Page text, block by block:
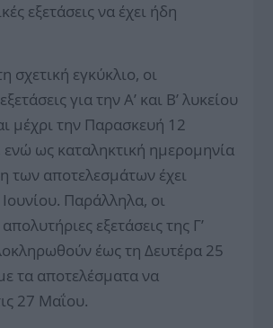
εξετάσεις να έχει ήδη
σχετική εγκύκλιο, οι
για την Α’ και Β’ λυκείου
μέχρι την Παρασκευή 12
ενώ ως καταληκτική ημερομηνία
των αποτελεσμάτων έχει
Παράλληλα, οι
εξετάσεις της Γ’
έως τη Δευτέρα 25
τα αποτελέσματα να
27 Μαΐου.